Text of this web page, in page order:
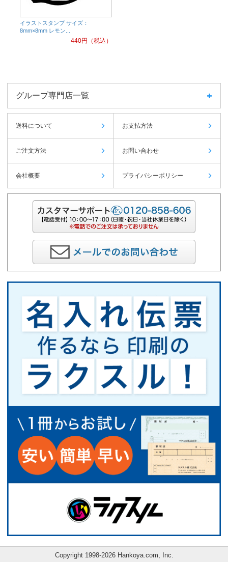
イラストスタンプ サイズ：
8mm×8mm レモン...
440円（税込）
グループ専門店一覧
送料について お支払方法
ご注文方法 お問い合わせ
会社概要 プライバシーポリシー
Copyright 1998-2026 Hankoya.com, Inc.